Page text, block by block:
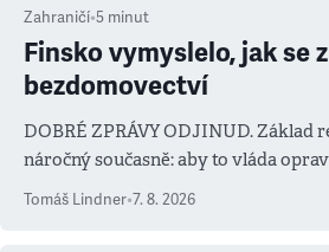
Zahraničí•5 minut
Finsko vymyslelo, jak se
bezdomovectví
DOBRÉ ZPRÁVY ODJINUD. Základ
náročný současně: aby to vláda
prioritu
Tomáš Lindner•7. 8. 2026